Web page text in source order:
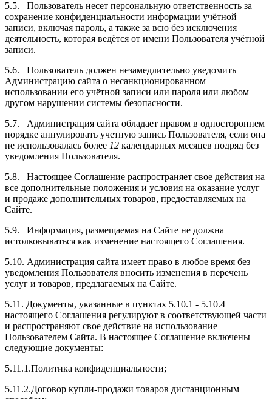
5.5. Пользователь несет персональную ответственность за
сохранение конфиденциальности информации учётной
записи, включая пароль, а также за всю без исключения
деятельность, которая ведётся от имени Пользователя учётной
записи.
5.6. Пользователь должен незамедлительно уведомить
Администрацию сайта о несанкционированном
использовании его учётной записи или пароля или любом
другом нарушении системы безопасности.
5.7. Администрация сайта обладает правом в одностороннем
порядке аннулировать учетную запись Пользователя, если она
не использовалась более 12 календарных месяцев подряд без
уведомления Пользователя.
5.8. Настоящее Соглашение распространяет свое действия на
все дополнительные положения и условия на оказание услуг
и продаже дополнительных товаров, предоставляемых на
Сайте.
5.9. Информация, размещаемая на Сайте не должна
истолковываться как изменение настоящего Соглашения.
5.10. Администрация сайта имеет право в любое время без
уведомления Пользователя вносить изменения в перечень
услуг и товаров, предлагаемых на Сайте.
5.11. Документы, указанные в пунктах 5.10.1 - 5.10.4
настоящего Соглашения регулируют в соответствующей части
и распространяют свое действие на использование
Пользователем Сайта. В настоящее Соглашение включены
следующие документы:
5.11.1.Политика конфиденциальности;
5.11.2.Договор купли-продажи товаров дистанционным